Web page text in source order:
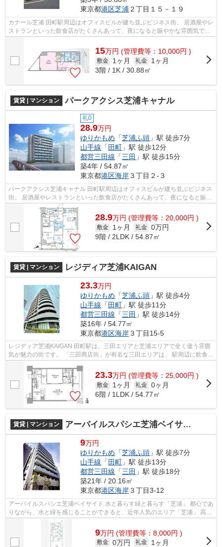
東京都港区芝浦 ２丁目１５－１９
カナール芝浦 田町駅周辺はオフィスビルが建ち並ぶビジネス街。 居酒屋やレ
ストランといった飲食店がたくさんあって、夜になると賑やかな雰囲気で
15万円 (管理費等：10,000円 )
敷金 1ヶ月 礼金
1ヶ月
3階 / 1K / 30.88㎡
賃貸 | マンション パークアクシス芝浦キャナル
礼0
28.9万円
ゆりかもめ 「芝浦ふ頭 」駅 徒歩7分
山手線 「 田町 」駅 徒歩12分
都営三田線 「三田 」駅 徒歩15分
築4年 / 54.87㎡
東京都港区海岸３丁目２-３
パークアクシス芝浦キャナル 田町駅周辺はオフィスビルが建ち並ぶビジネス
街。 居酒屋やレストランといった飲食店がたくさんあって、夜になると賑や
かな雰囲気です。 田町駅東口側は...
28.9万円 (管理費等：20,000円 )
敷金 1ヶ月 礼金 0万円
9階 / 2LDK / 54.87㎡
賃貸 | マンション レジディア芝浦KAIGAN
23.3万円
ゆりかもめ 「芝浦ふ頭 」駅 徒歩4分
山手線 「田町 」駅 徒歩11分
都営三田線 「三田 」駅 徒歩14分
築16年 / 54.77㎡
東京都港区海岸３丁目15-5
レジディア芝浦KAIGAN 田町駅は、三田エリアと芝浦エリアで全く違う雰囲
気が魅力の街です。 「三田商店街」が有名な三田エリアは、 駅周辺に飲食店
23.3万円 (管理費等：25,000円 )
敷金 1ヶ月 礼金 0ヶ月
6階 / 1LDK / 54.77㎡
賃貸 | マンション アーバイルスパシエ芝浦ベイサイド
9万円
ゆりかもめ 「芝浦ふ頭 」駅 徒歩7分
山手線 「 田町 」駅 徒歩13分
都営三田線 「三田 」駅 徒歩18分
築21年 / 20.16㎡
東京都港区海岸３丁目3-12
アーバイルスパシエ芝浦ベイサイド 水と暮らす緑と暮らす「芝浦」 都心であ
りながら、水と緑を感じることができると、近年人気のエリア「芝浦」 高級
タワーマンションも多く建設さ...
9万円 (管理費等：8,000円 )
敷金 0万円 礼金
1ヶ月